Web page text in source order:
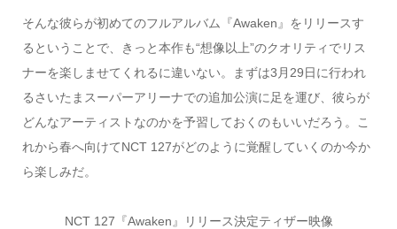
そんな彼らが初めてのフルアルバム『Awaken』をリリースす
るということで、きっと本作も“想像以上”のクオリティでリス
ナーを楽しませてくれるに違いない。まずは3月29日に行われ
るさいたまスーパーアリーナでの追加公演に足を運び、彼らが
どんなアーティストなのかを予習しておくのもいいだろう。こ
れから春へ向けてNCT 127がどのように覚醒していくのか今か
ら楽しみだ。
NCT 127『Awaken』リリース決定ティザー映像